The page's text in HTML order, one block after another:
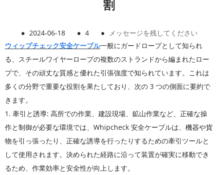
割
● 2024-06-18 ● 4 ● メッセージを残してください
ウィップチェック安全ケーブル一般にガードロープとして知られ
る、スチールワイヤーロープの複数のストランドから編まれたロー
プで、その頑丈な質感と優れた引張強度で知られています。これは
多くの分野で重要な役割を果たしており、次の 3 つの側面に要約で
きます。
1. 牽引と誘導: 高所での作業、建設現場、鉱山作業など、正確な操
作と制御が必要な環境では、Whipcheck 安全ケーブルは、機器や貨
物を引っ張ったり、正確な誘導を行ったりするための牽引ツールと
して使用されます。決められた経路に沿って装置が確実に移動でき
るため、作業効率と安全性が向上します。